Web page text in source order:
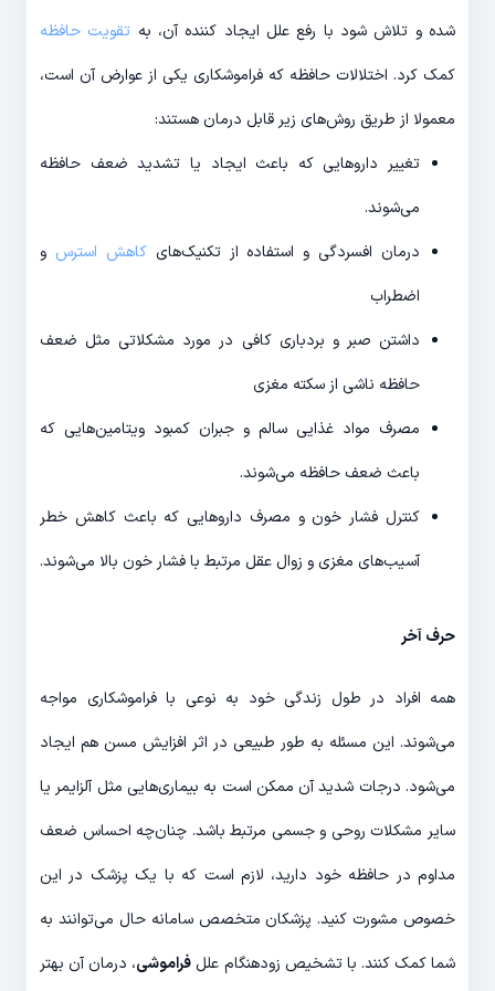
شده و تلاش شود با رفع علل ایجاد کننده آن، به تقویت حافظه
کمک کرد. اختلالات حافظه که فراموشکاری یکی از عوارض آن است،
معمولا از طریق روش‌های زیر قابل درمان هستند:
تغییر داروهایی که باعث ایجاد یا تشدید ضعف حافظه
می‌شوند.
درمان افسردگی و استفاده از تکنیک‌هایکاهش استرس و
اضطراب
داشتن صبر و بردباری کافی در مورد مشکلاتی مثل ضعف
حافظه ناشی از سکته مغزی
مصرف مواد غذایی سالم و جبران کمبود ویتامین‌هایی که
باعث ضعف حافظه می‌شوند.
کنترل فشار خون و مصرف داروهایی که باعث کاهش خطر
آسیب‌های مغزی و زوال عقل مرتبط با فشار خون بالا می‌شوند.
حرف آخر
همه افراد در طول زندگی خود به نوعی با فراموشکاری مواجه
می‌شوند. این مسئله به طور طبیعی در اثر افزایش مسن هم ایجاد
می‌شود. درجات شدید آن ممکن است به بیماری‌هایی مثل آلزایمر یا
سایر مشکلات روحی و جسمی مرتبط باشد. چنان‌چه احساس ضعف
مداوم در حافظه خود دارید، لازم است که با یک پزشک در این
خصوص مشورت کنید. پزشکان متخصص سامانه حال می‌توانند به
شما کمک کنند. با تشخیص زودهنگام علل فراموشی، درمان آن بهتر